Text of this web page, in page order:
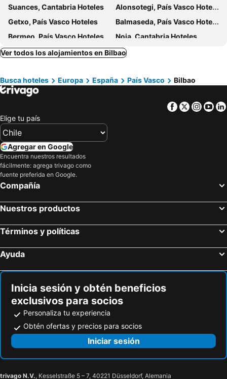
Suances, Cantabria Hoteles
Alonsotegi, País Vasco Hoteles
Getxo, País Vasco Hoteles
Balmaseda, País Vasco Hoteles
Bermeo, País Vasco Hoteles
Noja, Cantabria Hoteles
Medio Cudeyo, Cantabria Hoteles
Urnieta, País Vasco Hoteles
Galdakao, País Vasco Hoteles
Munguía, País Vasco Hoteles
Galdames, País Vasco Hoteles
Castro Urdiales, Cantabria Hoteles
San Sebastián, País Vasco Hoteles
Logroño, La Rioja Hoteles
Saint-Jean-de-Luz, Aquitania Hoteles
Hondarribia, País Vasco Hoteles
Madrid, Madrid Hoteles
Málaga, Andalucía Hoteles
Palma, Islas Baleares Hoteles
Ver todos los alojamientos en Bilbao
Busca hoteles Europa España País Vasco Bilbao
Facebook
Twitter
Elige tu país
Agregar en Google
Encuentra nuestros resultados
fácilmente: agrega trivago como
fuente preferida en Google.
Compañía
Nuestros productos
Términos y políticas
Ayuda
Inicia sesión y obtén beneficios
exclusivos para socios
Personaliza tu experiencia
Obtén ofertas y precios para socios
Iniciar sesión
trivago N.V., Kesselstraße 5 – 7, 40221 Düsseldorf, Alemania